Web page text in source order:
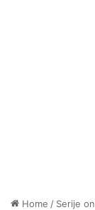
Home / Serije